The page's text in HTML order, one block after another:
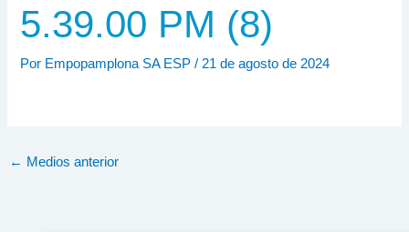
5.39.00 PM (8)
Por Empopamplona SA ESP/21 de agosto de 2024
← Medios anterior